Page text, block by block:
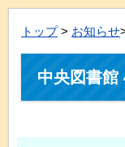
トップ> お知らせ
中央図書館